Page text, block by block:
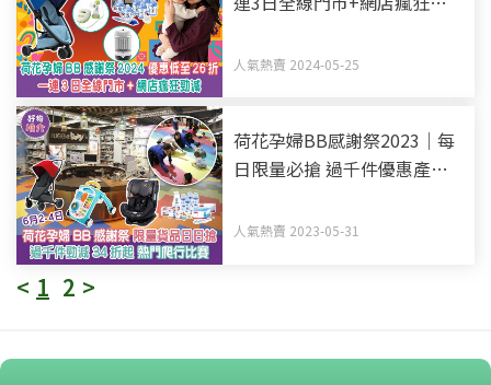
人氣熱賣 2024-05-25
荷花孕婦BB感謝祭2023｜每
日限量必搶 過千件優惠產品
人氣熱賣 2023-05-31
< 1 2 >